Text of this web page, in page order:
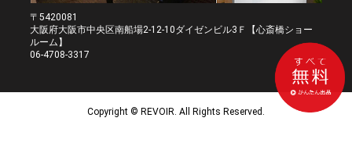
〒5420081
大阪府大阪市中央区南船場2-12-10ダイゼンビル3Ｆ【心斎橋ショー
ルーム】
06-4708-3317
Copyright © REVOIR. All Rights Reserved.